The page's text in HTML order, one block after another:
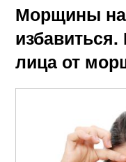
Морщины на
лица от